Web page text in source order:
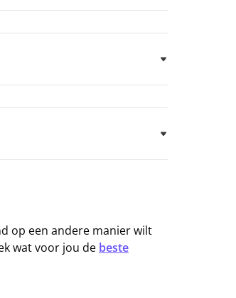
op een andere manier wilt
wat voor jou de beste